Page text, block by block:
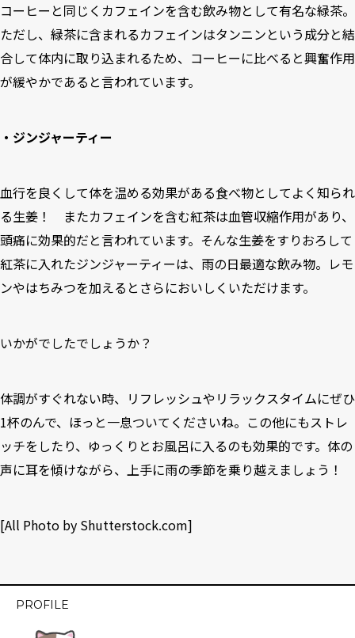
コーヒーと同じくカフェインを含む飲み物として有名な緑茶。
ただし、緑茶に含まれるカフェインはタンニンという成分と結
合して体内に取り込まれるため、コーヒーに比べると興奮作用
が緩やかであると言われています。
・ジンジャーティー
血行を良くして体を温める効果がある食べ物としてよく知られ
る生姜！ またカフェインを含む紅茶は血管収縮作用があり、
頭痛に効果的だと言われています。そんな生姜をすりおろして
紅茶に入れたジンジャーティーは、雨の日最適な飲み物。レモ
ンやはちみつを加えるとさらにおいしくいただけます。
いかがでしたでしょうか？
体調がすぐれない時、リフレッシュやリラックスタイムにぜひ
1杯のんで、ほっと一息ついてくださいね。この他にもストレ
ッチをしたり、ゆっくりとお風呂に入るのも効果的です。体の
声に耳を傾けながら、上手に雨の季節を乗り越えましょう！
[All Photo by Shutterstock.com]
PROFILE